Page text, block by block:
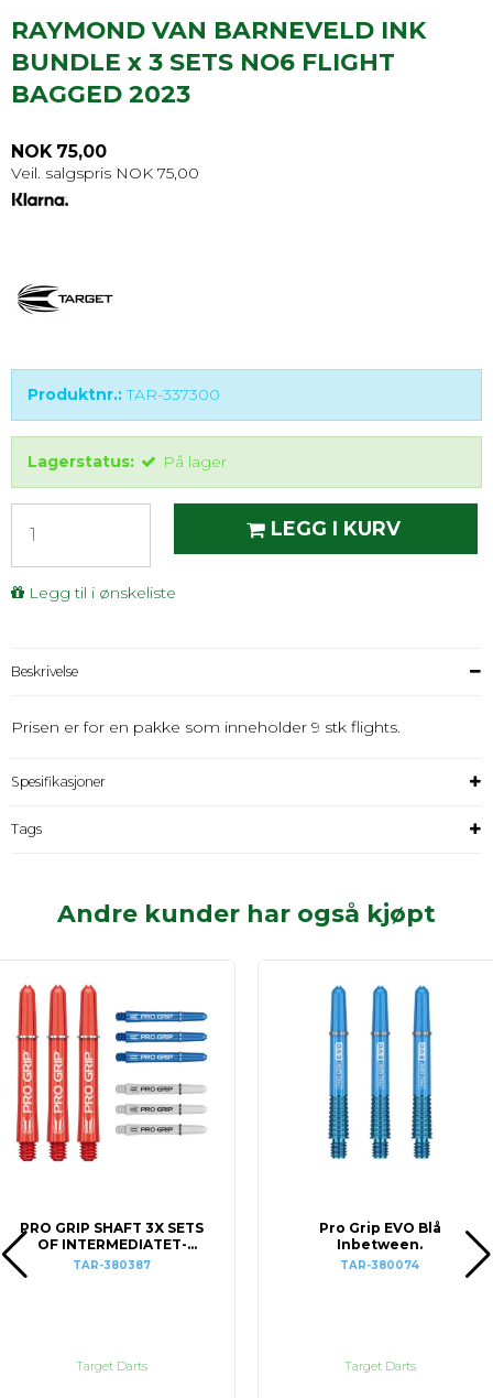
RAYMOND VAN BARNEVELD INK
BUNDLE x 3 SETS NO6 FLIGHT
BAGGED 2023
NOK 75,00
Veil. salgspris NOK 75,00
Produktnr.: TAR-337300
Lagerstatus: På lager
LEGG I KURV
Legg til i ønskeliste
Beskrivelse
Prisen er for en pakke som inneholder 9 stk flights.
Spesifikasjoner
Tags
Andre kunder har også kjøpt
PRO GRIP SHAFT 3X SETS
OF INTERMEDIATET-
Red/Blue/ White
TAR-380387
Target Darts
Pro Grip EVO Blå
Inbetween.
TAR-380074
Target Darts